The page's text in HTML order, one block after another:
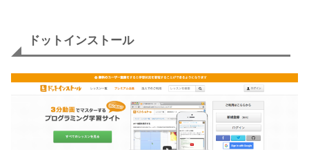
ドットインストール